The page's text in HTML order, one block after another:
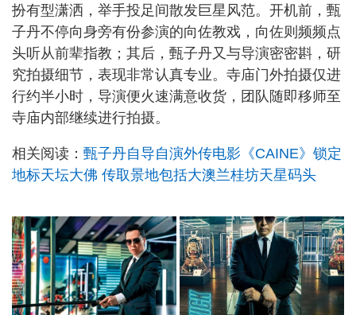
扮有型潇洒，举手投足间散发巨星风范。开机前，甄
子丹不停向身旁有份参演的向佐教戏，向佐则频频点
头听从前辈指教；其后，甄子丹又与导演密密斟，研
究拍摄细节，表现非常认真专业。寺庙门外拍摄仅进
行约半小时，导演便火速满意收货，团队随即移师至
寺庙内部继续进行拍摄。
相关阅读： 甄子丹自导自演外传电影《CAINE》锁定
地标天坛大佛 传取景地包括大澳兰桂坊天星码头